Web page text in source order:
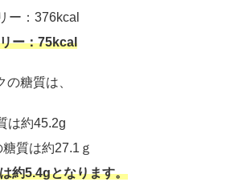
ー：376kcal
ー：75kcal
の糖質は、
は約45.2g
質は約27.1ｇ
約5.4gとなります。